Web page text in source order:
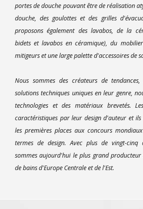
portes de douche pouvant être de réalisation
douche, des goulottes et des grilles
proposons également des lavabos, de la
bidets et lavabos en céramique), du
mitigeurs et une large palette d'accessoires de
Nous sommes des créateurs de
solutions techniques uniques en leur genre,
technologies et des matériaux brevetés.
caractéristiques par leur design d'auteur et
les premières places aux concours
termes de design. Avec plus de vingt-cinq
sommes aujourd'hui le plus grand producteur
de bains d'Europe Centrale et de l'Est.